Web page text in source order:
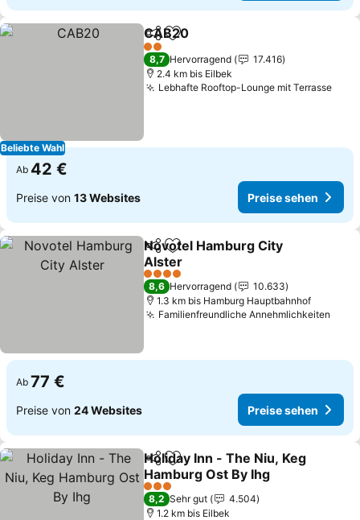
Beliebte Wahl
TeilenZu Favoriten hinzufügen
CAB20
2 Sterne
8,7 Hervorragend
17.416
2.4 km bis Eilbek
Lebhafte Rooftop-Lounge mit Terrasse
Ab 42 €
Preise von 13 Websites Preise sehen
TeilenZu Favoriten hinzufügen
Novotel Hamburg City
Alster
4 Sterne
8,6 Hervorragend
10.633
1.3 km bis Hamburg Hauptbahnhof
Familienfreundliche Annehmlichkeiten
Ab 77 €
Preise von 24 Websites Preise sehen
TeilenZu Favoriten hinzufügen
Holiday Inn - The Niu, Keg
Hamburg Ost By Ihg
3 Sterne
8,2 Sehr gut
4.504
1.2 km bis Eilbek